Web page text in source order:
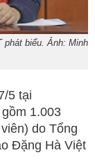
phát biểu. Ảnh: Minh
5 tại
1.003
do Tổng
Đặng Hà Việt